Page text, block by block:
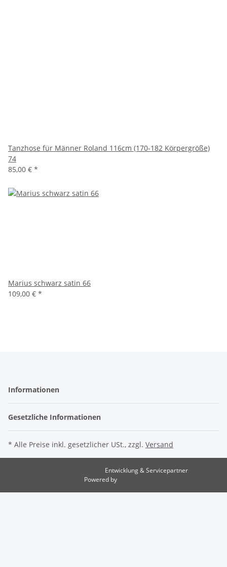
Tanzhose für Männer Roland 116cm (170-182 Körpergröße)
74
85,00 € *
Marius schwarz satin 66
109,00 € *
Informationen
Gesetzliche Informationen
* Alle Preise inkl. gesetzlicher USt., zzgl. Versand
Entwicklung & Servicepartner
Powered by